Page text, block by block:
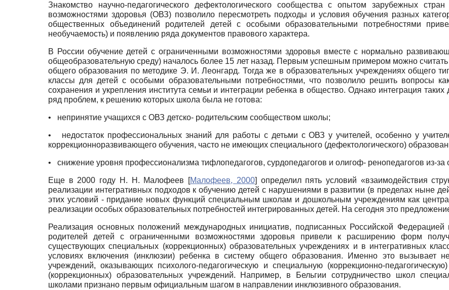
Знакомство научно-педагогического дефектологического сообщества с опытом зарубежных
возможностями здоровья (ОВЗ) позволило пересмотреть подходы и условия обучения разных
общественных объединений родителей детей с особыми образовательными потребностями
необучаемость) и появлению ряда документов правового характера.
В России обучение детей с ограниченными возможностями здоровья вместе с нормально
общеобразовательную среду) началось более 15 лет назад. Первым успешным примером можно
общего образования по методике Э. И. Леонгард. Тогда же в образовательных учреждениях общего
классы для детей с особыми образовательными потребностями, что позволило решить вопросы
сохранения и укрепления института семьи и интеграции ребенка в общество. Однако интеграция
ряд проблем, к решению которых школа была не готова:
• непринятие учащихся с ОВЗ детско- родительским сообществом школы;
• недостаток профессиональных знаний для работы с детьми с ОВЗ у учителей, особенно у
коррекционно­развивающего обучения, часто не имеющих специального (дефектологического)
• снижение уровня профессионализма тифлопедагогов, сурдопедагогов и олигоф- ренопедагогов из-за
Еще в 2000 году Н. Н. Малофеев [Малофеев, 2000] определил пять условий «взаимодействия
реализации интегративных подходов к обучению детей с нарушениями в развитии (в пределах ныне
этих условий - придание новых функций специальным школам и дошкольным учреждениям как
реализации особых образовательных потребностей интегрированных детей. На сегодня это
Реализация основных положений международных инициатив, подписанных Российской
родителей детей с ограниченными возможностями здоровья привели к расширению форм
существующих специальных (коррекционных) образовательных учреждениях и в интегративных
условиях включения (инклюзии) ребенка в систему общего образования. Именно это вызывает
учреждений, оказывающих психолого-педагогическую и специальную (коррекционно-
(коррекционных) образовательных учреждений. Например, в Бельгии сотрудничество школ
школами признано первым официальным шагом в направлении инклюзивного образования.